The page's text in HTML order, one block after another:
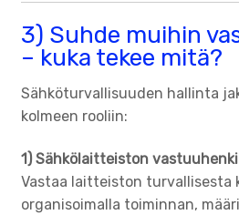
3) Suhde muihin
– kuka tekee mitä?
Sähköturvallisuuden hallinta
kolmeen rooliin:
1) Sähkölaitteiston
Vastaa laitteiston turvallisesta
organisoimalla toiminnan,